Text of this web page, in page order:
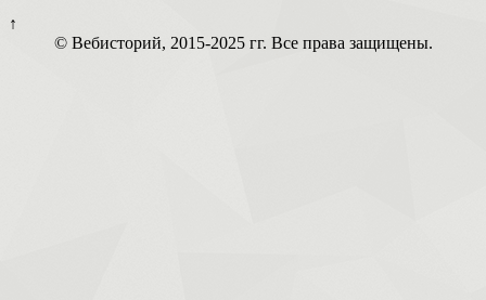
↑
© Вебисторий, 2015-2025 гг. Все права защищены.